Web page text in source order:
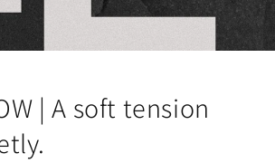
| A soft tension